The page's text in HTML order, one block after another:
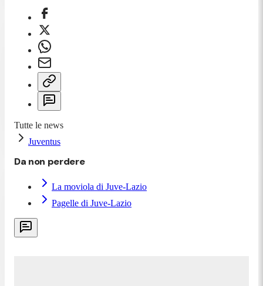
Tutte le news
Juventus
Da non perdere
La moviola di Juve-Lazio
Pagelle di Juve-Lazio